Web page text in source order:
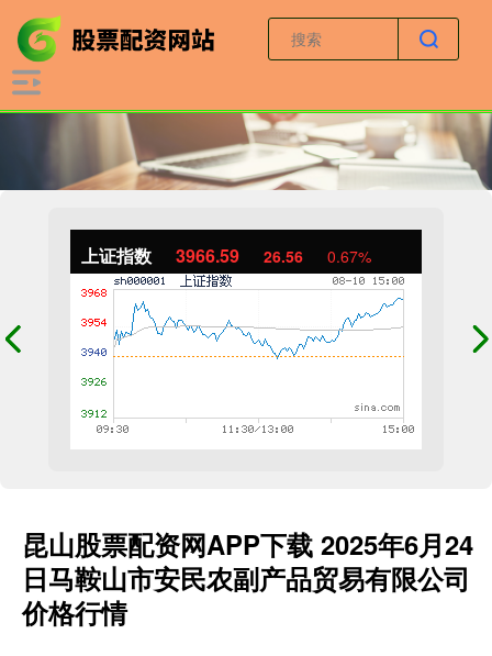
上证指数 3966.59 26.56 0.67%
昆山股票配资网APP下载 2025年6月24
日马鞍山市安民农副产品贸易有限公司
价格行情